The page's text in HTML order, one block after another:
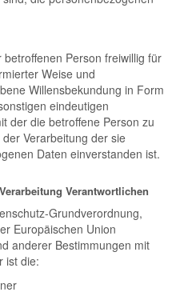
Person freiwillig für
Weise und
Willensbekundung in Form
eindeutigen
der die betroffene Person zu
Verarbeitung der sie
Daten einverstanden ist.
Verantwortlichen
Grundverordnung,
Europäischen Union
anderer Bestimmungen mit
ist die: